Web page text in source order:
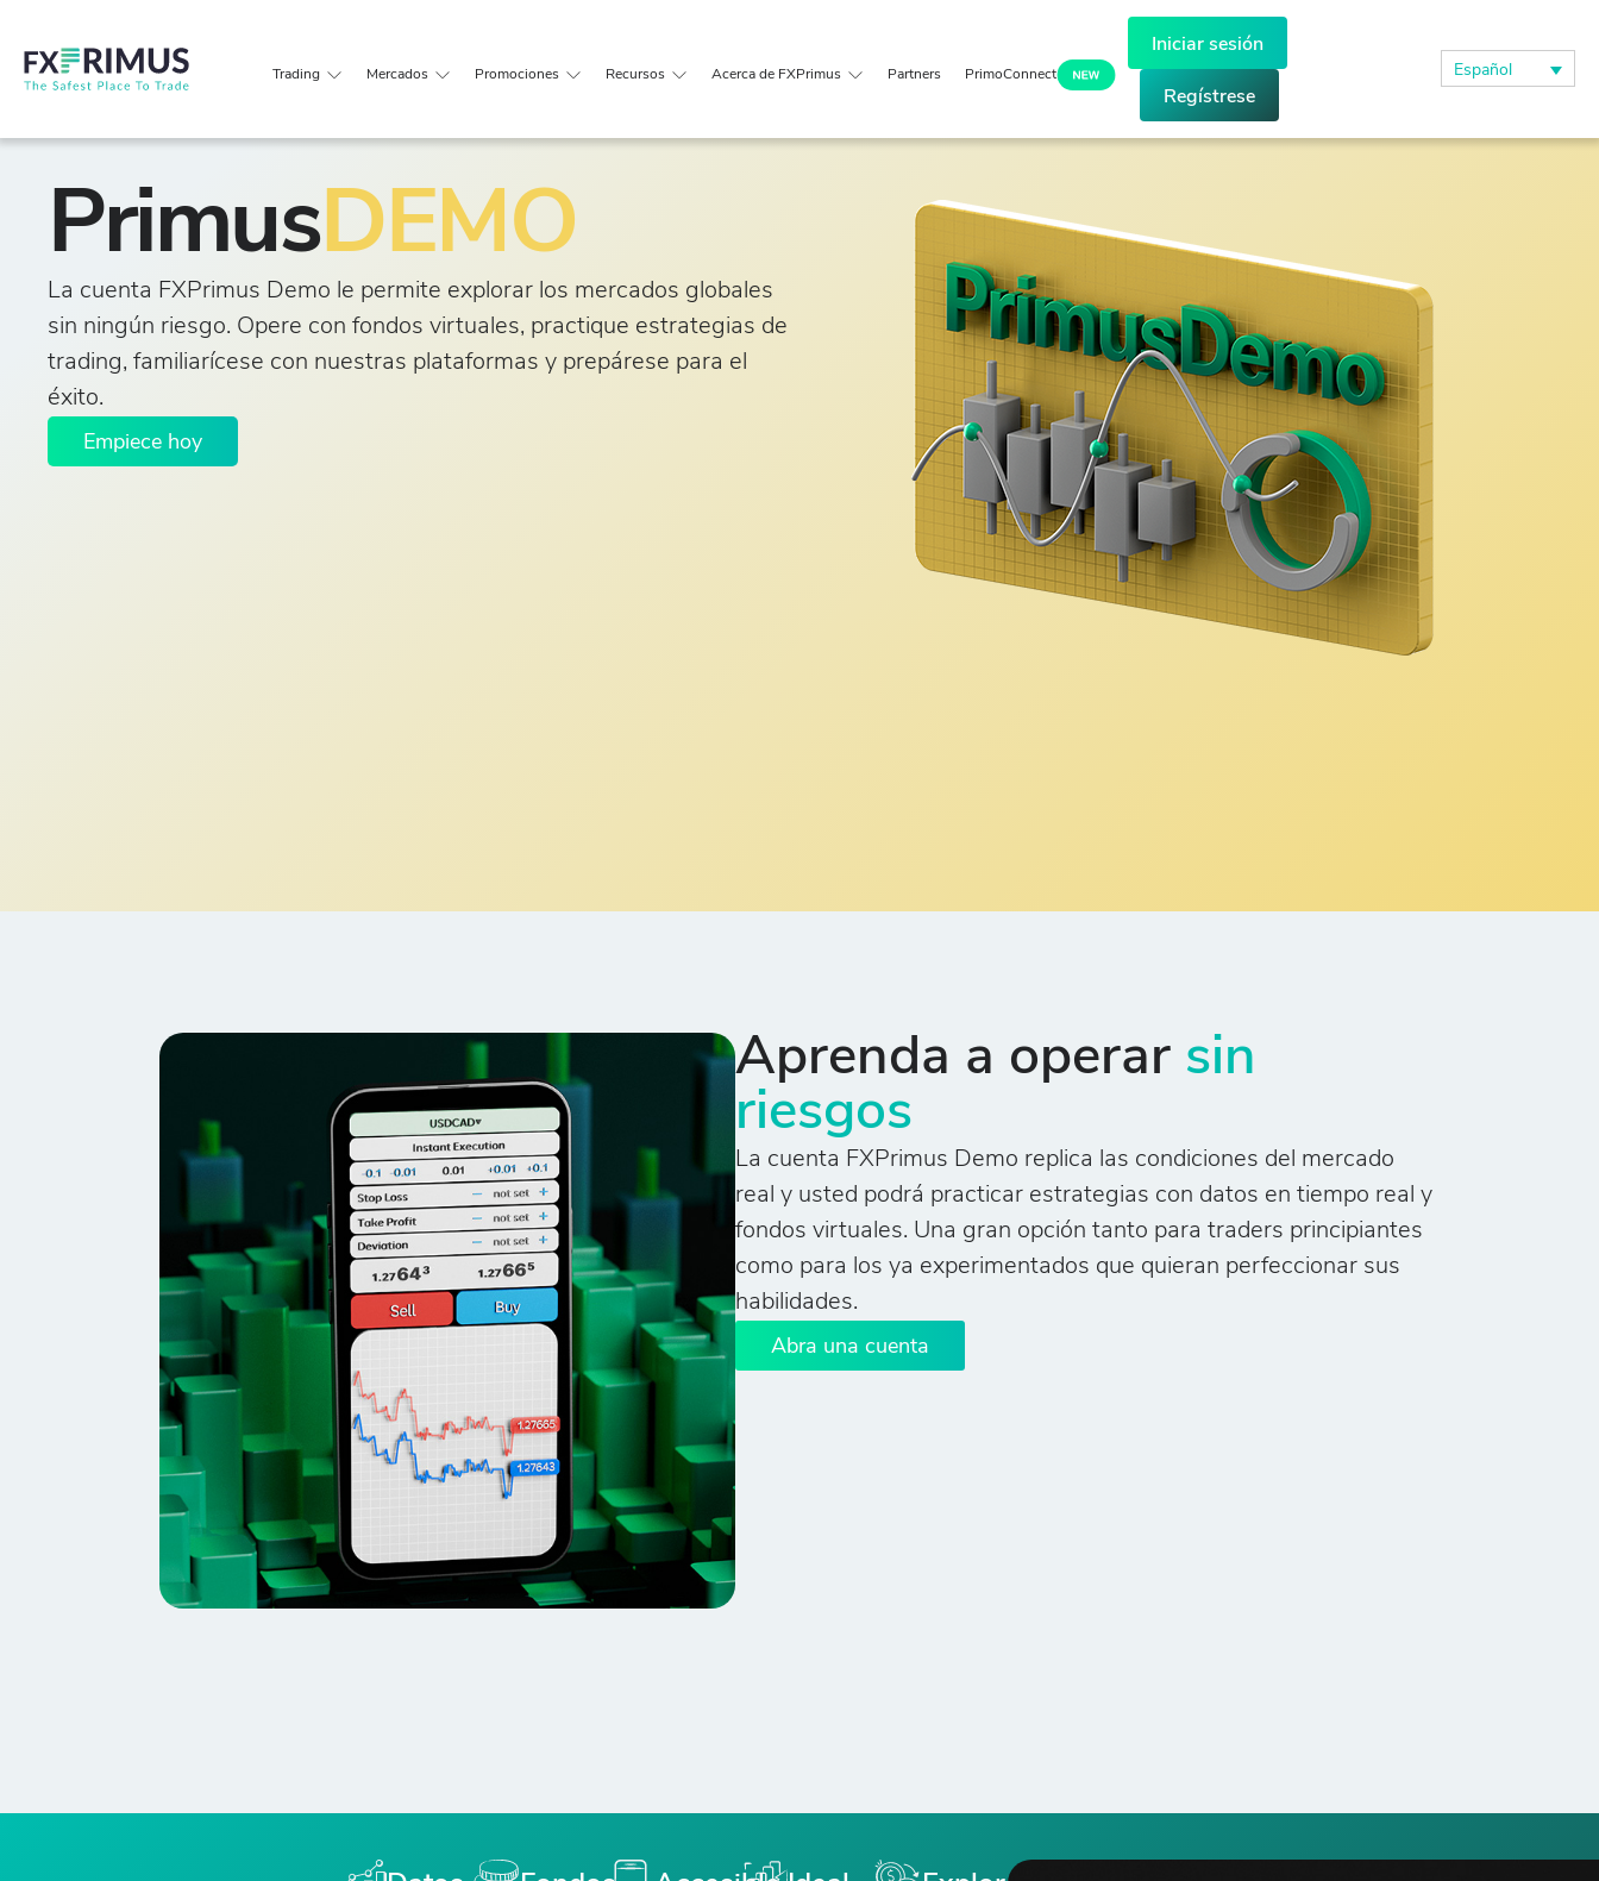
Trading Mercados Promociones Recursos Acerca de FXPrimus Partners PrimoConnect
Iniciar sesión
Regístrese
Español
PrimusDEMO
La cuenta FXPrimus Demo le permite explorar los mercados globales
sin ningún riesgo. Opere con fondos virtuales, practique estrategias de
trading, familiarícese con nuestras plataformas y prepárese para el
éxito.
Empiece hoy
Aprenda a operar sin
riesgos
La cuenta FXPrimus Demo replica las condiciones del mercado
real y usted podrá practicar estrategias con datos en tiempo real y
fondos virtuales. Una gran opción tanto para traders principiantes
como para los ya experimentados que quieran perfeccionar sus
habilidades.
Abra una cuenta